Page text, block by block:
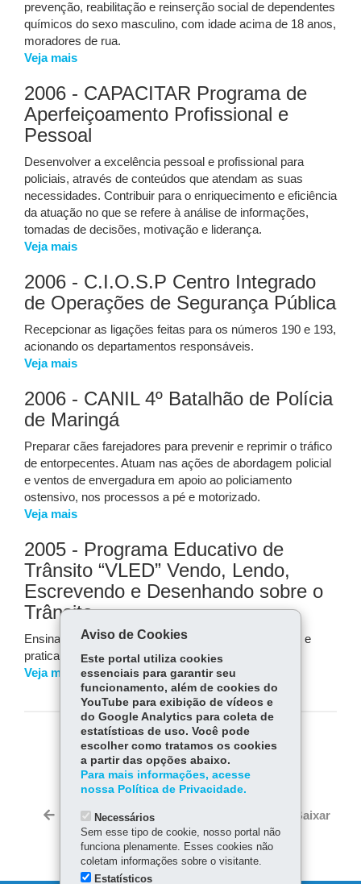
prevenção, reabilitação e reinserção social de dependentes
químicos do sexo masculino, com idade acima de 18 anos,
moradores de rua.
Veja mais
2006 - CAPACITAR Programa de
Aperfeiçoamento Profissional e
Pessoal
Desenvolver a excelência pessoal e profissional para
policiais, através de conteúdos que atendam as suas
necessidades. Contribuir para o enriquecimento e eficiência
da atuação no que se refere à análise de informações,
tomadas de decisões, motivação e liderança.
Veja mais
2006 - C.I.O.S.P Centro Integrado
de Operações de Segurança Pública
Recepcionar as ligações feitas para os números 190 e 193,
acionando os departamentos responsáveis.
Veja mais
2006 - CANIL 4º Batalhão de Polícia
de Maringá
Preparar cães farejadores para prevenir e reprimir o tráfico
de entorpecentes. Atuam nas ações de abordagem policial
e ventos de envergadura em apoio ao policiamento
ostensivo, nos processos a pé e motorizado.
Veja mais
2005 - Programa Educativo de
Trânsito “VLED” Vendo, Lendo,
Escrevendo e Desenhando sobre o
Trânsito
Ensinar as crianças sobre a importância de respeitar e
praticar as leis de trânsito.
Veja mais
COMPARTILHE:
Fa
ce
ok
er
W
ha
Ap
p
Voltar Início Baixar
Aviso de Cookies
Este portal utiliza cookies
essenciais para garantir seu
funcionamento, além de cookies do
YouTube para exibição de vídeos e
do Google Analytics para coleta de
estatísticas de uso. Você pode
escolher como tratamos os cookies
a partir das opções abaixo.
Para mais informações, acesse
nossa Política de Privacidade.
Necessários
Sem esse tipo de cookie, nosso portal não
funciona plenamente. Esses cookies não
coletam informações sobre o visitante.
Estatísticos